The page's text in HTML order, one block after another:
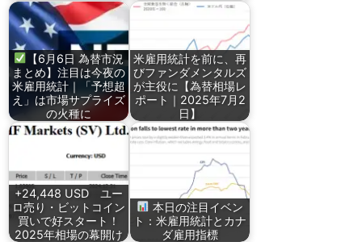
【6月6日 為替市況
まとめ】注目は今夜の
米雇用統計｜「予想超
え」は市場サプライズ
の火種に
米雇用統計を前に、再
びファンダメンタルズ
が主役に【為替相場レ
ポート｜2025年7月2
日】
+24,448 USD ユー
ロ売り・ビットコイン
買いで好スタート！
2025年相場の幕開け
本日の注目イベン
ト：米雇用統計とカナ
ダ雇用指標